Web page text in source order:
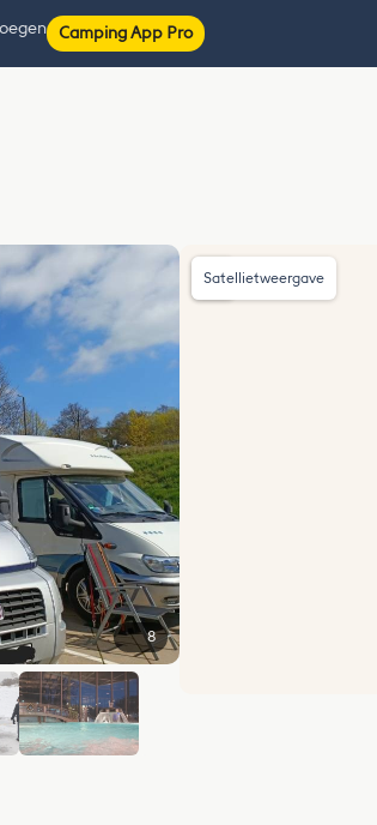
Camping App Pro
8
Satellietweergave